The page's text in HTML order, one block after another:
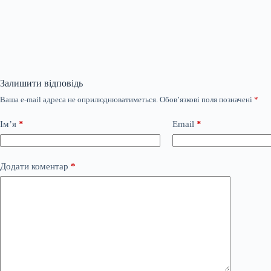
Залишити відповідь
Ваша e-mail адреса не оприлюднюватиметься. Обов’язкові поля позначені *
Ім’я * Email *
Додати коментар *